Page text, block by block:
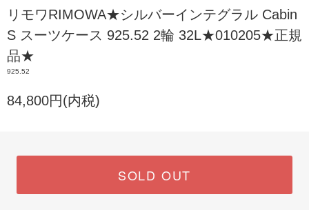
リモワRIMOWA★シルバーインテグラル Cabin
S スーツケース 925.52 2輪 32L★010205★正規
品★
925.52
84,800円(内税)
SOLD OUT